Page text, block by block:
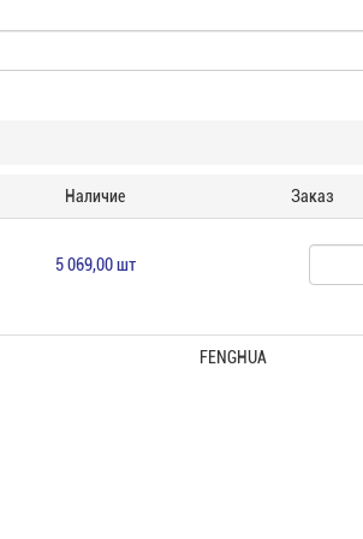
Наличие Заказ
5 069,00 шт
FENGHUA